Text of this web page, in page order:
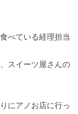
べている経理担当
スイーツ屋さんの
にアノお店に行っ